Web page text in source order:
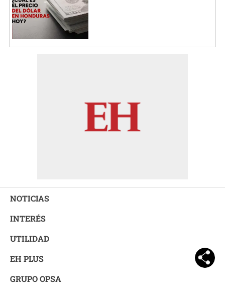
NOTICIAS
INTERÉS
UTILIDAD
EH PLUS
GRUPO OPSA